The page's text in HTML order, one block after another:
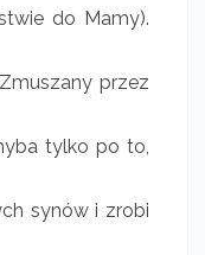
do Mamy).
przez
tylko po to,
synów i zrobi